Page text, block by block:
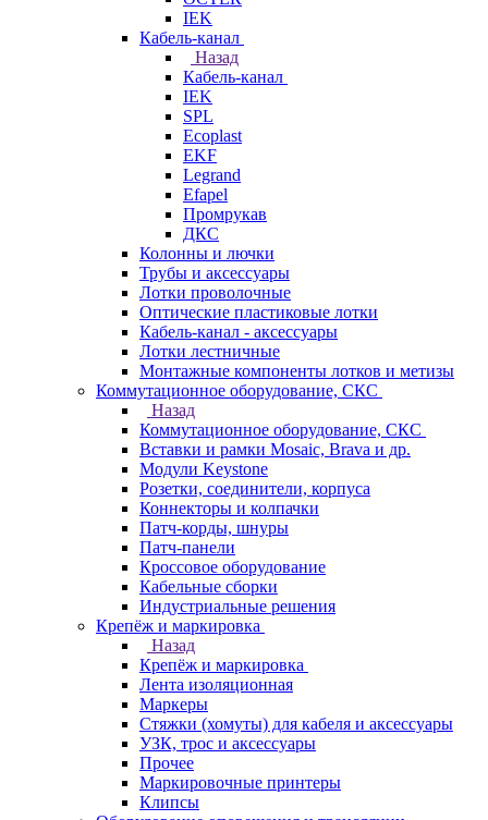
IEK
Кабель-канал
Назад
Кабель-канал
IEK
SPL
Ecoplast
EKF
Legrand
Efapel
Промрукав
ДКС
Колонны и лючки
Трубы и аксессуары
Лотки проволочные
Оптические пластиковые лотки
Кабель-канал - аксессуары
Лотки лестничные
Монтажные компоненты лотков и метизы
Коммутационное оборудование, СКС
Назад
Коммутационное оборудование, СКС
Вставки и рамки Mosaic, Brava и др.
Модули Keystone
Розетки, соединители, корпуса
Коннекторы и колпачки
Патч-корды, шнуры
Патч-панели
Кроссовое оборудование
Кабельные сборки
Индустриальные решения
Крепёж и маркировка
Назад
Крепёж и маркировка
Лента изоляционная
Маркеры
Стяжки (хомуты) для кабеля и аксессуары
УЗК, трос и аксессуары
Прочее
Маркировочные принтеры
Клипсы